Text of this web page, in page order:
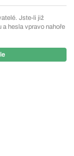
Jste-li již
hesla vpravo nahoře